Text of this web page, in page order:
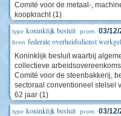
Comité voor de metaal-,
koopkracht (1)
type koninklijk besluit prom. 03/12/
bron federale overheidsdienst
Koninklijk besluit waarbij
collectieve
Comité voor de steenbakkerij,
sectoraal conventioneel stelsel
62 jaar (1)
type koninklijk besluit prom. 03/12/